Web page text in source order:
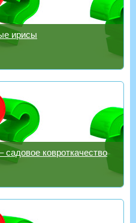
ирисы
садовое ковроткачество